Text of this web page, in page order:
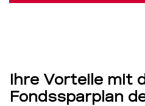
Ihre Vorteile mit
Fondssparplan